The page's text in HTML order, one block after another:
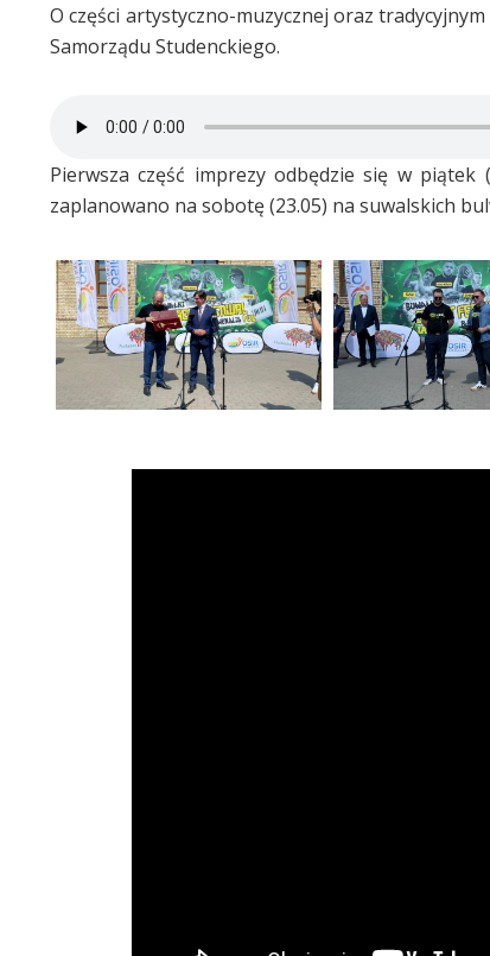
O części artystyczno-muzycznej oraz
Samorządu Studenckiego.
Pierwsza część imprezy odbędzie się w
zaplanowano na sobotę (23.05) na suwalskich